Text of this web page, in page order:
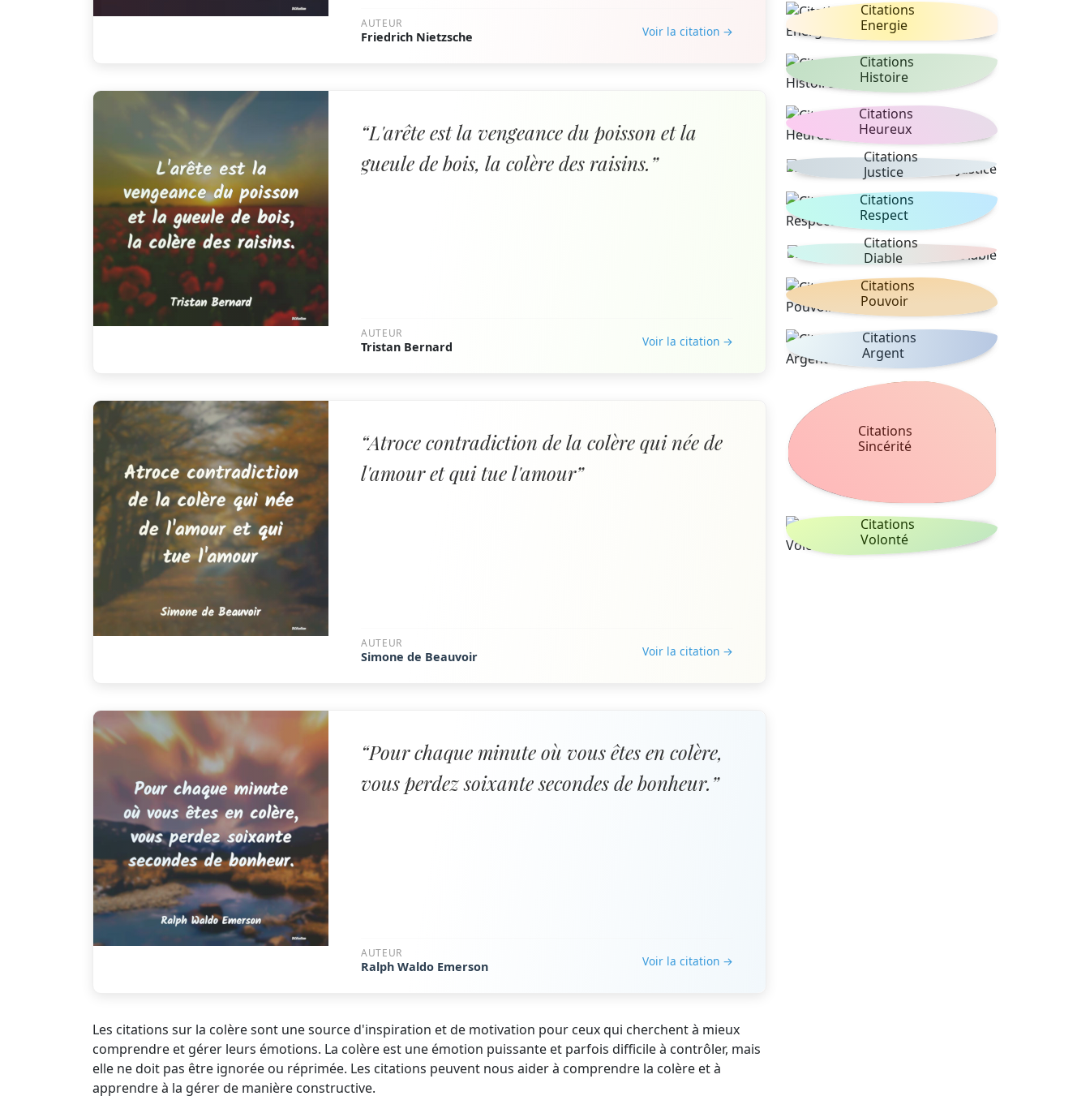
AUTEUR
Friedrich Nietzsche Voir la citation →
“L'arête est la vengeance du poisson et la
gueule de bois, la colère des raisins.”
AUTEUR
Tristan Bernard Voir la citation →
“Atroce contradiction de la colère qui née de
l'amour et qui tue l'amour”
AUTEUR
Simone de Beauvoir Voir la citation →
“Pour chaque minute où vous êtes en colère,
vous perdez soixante secondes de bonheur.”
AUTEUR
Ralph Waldo Emerson Voir la citation →
Les citations sur la colère sont une source d'inspiration et de motivation pour ceux qui cherchent à mieux
comprendre et gérer leurs émotions. La colère est une émotion puissante et parfois difficile à contrôler, mais
elle ne doit pas être ignorée ou réprimée. Les citations peuvent nous aider à comprendre la colère et à
apprendre à la gérer de manière constructive.
Citations
Energie
Citations
Histoire
Citations
Heureux
Citations
Justice
Citations
Respect
Citations
Diable
Citations
Pouvoir
Citations
Argent
Citations
Sincérité
Citations
Volonté